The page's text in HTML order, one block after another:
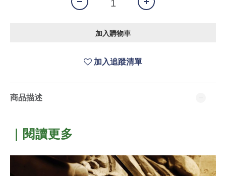
加入購物車
加入追蹤清單
商品描述
｜閱讀更多